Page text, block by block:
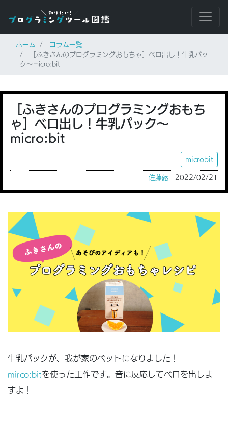
ホーム
コラム一覧
［ふきさんのプログラミングおもちゃ］ベロ出し！牛乳パッ
ク〜micro:bit
［ふきさんのプログラミングおもち
ゃ］ベロ出し！牛乳パック〜
micro:bit
microbit
佐藤蕗 2022/02/21
牛乳パックが、我が家のペットになりました！
mirco:bitを使った工作です。音に反応してベロを出しま
すよ！